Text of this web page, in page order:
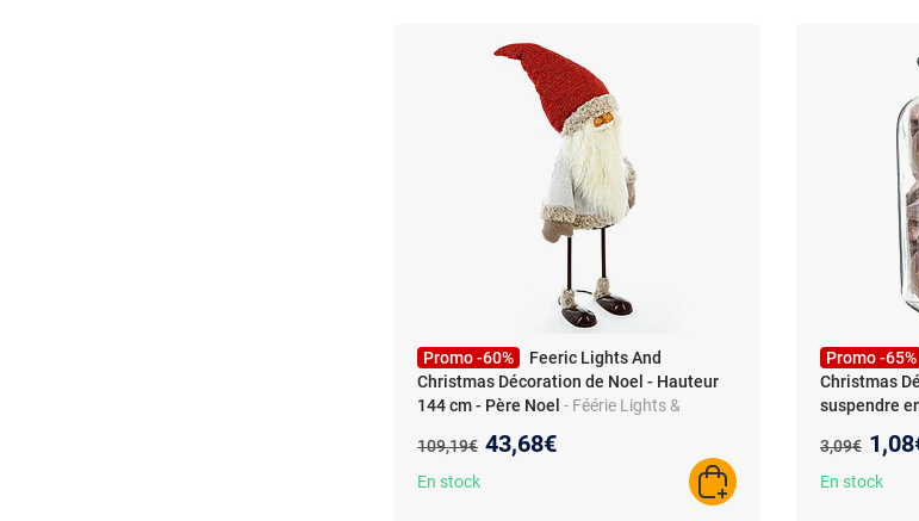
Promo -60%
Feeric Lights And
Christmas Décoration de Noel - Hauteur
144 cm - Père Noel - Féérie Lights &
144 cm - Père Noel - Nature
Ancien prix :
109,19€ Nouveau prix :
43,68€
En stock
AJOUTER AU PANIER
Promo -65%
Christmas
suspendre
Décoration
étoile Terre
Ancien prix :
3,09€
En stock